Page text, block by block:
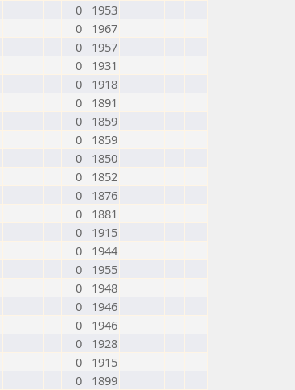
0
1953
0
1967
0
1957
0
1931
0
1918
0
1891
0
1859
0
1859
0
1850
0
1852
0
1876
0
1881
0
1915
0
1944
0
1955
0
1948
0
1946
0
1946
0
1928
0
1915
0
1899